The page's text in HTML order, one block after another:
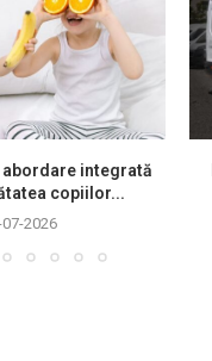
abordare integrată
copiilor...
07-2026